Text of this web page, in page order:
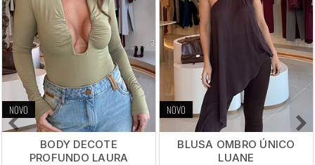
NOVO
BODY DECOTE
PROFUNDO LAURA
NOVO
BLUSA OMBRO ÚNICO
LUANE